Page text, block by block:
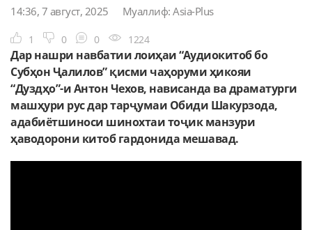
14:36, 7 август, 2025 Муаллиф: Asia-Plus
1 0 0 1224
Дар нашри навбатии лоиҳаи “Аудиокитоб бо
Субҳон Ҷалилов”қисми чаҳоруми ҳикояи
“Дуздҳо”-и Антон Чехов, нависанда ва драматурги
машҳури рус дар тарҷумаи Обиди Шакурзода,
адабиётшиноси шинохтаи тоҷик манзури
ҳаводорони китоб гардонида мешавад.